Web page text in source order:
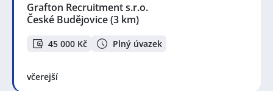
Grafton Recruitment s.r.o.
České Budějovice(3 km)
45 000 Kč Plný úvazek
včerejší